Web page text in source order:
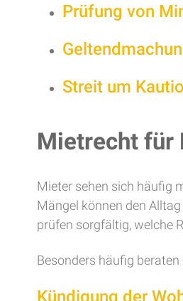
Prüfung von
Streit um
Mietrecht für
Mieter sehen sich häufig
Mängel können den
prüfen sorgfältig, welche
Besonders häufig
Kündigung der